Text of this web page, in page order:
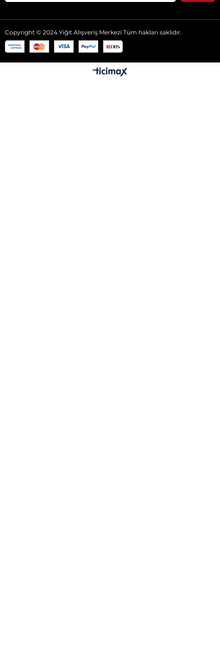
Copyright © 2024 Yiğit Alışveriş Merkezi Tüm hakları saklıdır.